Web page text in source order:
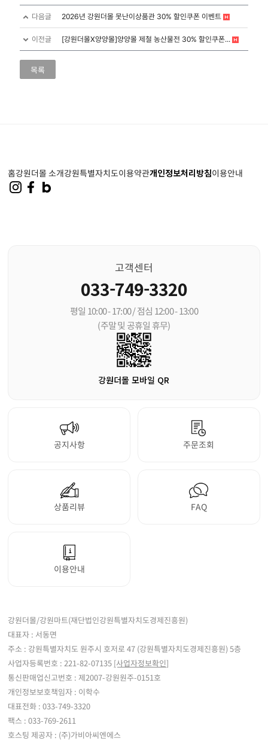
다음글 2026년 강원더몰 못난이상품관 30% 할인쿠폰 이벤트
이전글 [강원더몰X양양몰]양양몰 제철 농산물전 30% 할인쿠폰...
목록
홈강원더몰 소개강원특별자치도이용약관개인정보처리방침이용안내
고객센터
033-749-3320
평일 10:00 - 17:00 / 점심 12:00 - 13:00
(주말 및 공휴일 휴무)
강원더몰 모바일 QR
공지사항 주문조회
상품리뷰 FAQ
이용안내
강원더몰/강원마트(재단법인강원특별자치도경제진흥원)
대표자 : 서동면
주소 : 강원특별자치도 원주시 호저로 47 (강원특별자치도경제진흥원) 5층
사업자등록번호 : 221-82-07135 [사업자정보확인]
통신판매업신고번호 : 제2007-강원원주-0151호
개인정보보호책임자 : 이학수
대표전화 : 033-749-3320
팩스 : 033-769-2611
호스팅 제공자 : (주)가비아씨엔에스